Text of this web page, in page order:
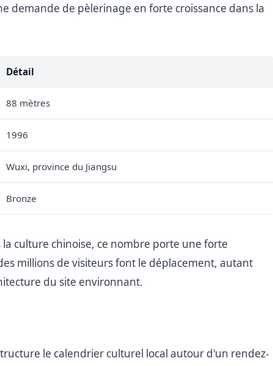
demande de pèlerinage en forte croissance dans la
Détail
88 mètres
1996
Wuxi, province du Jiangsu
Bronze
culture chinoise, ce nombre porte une forte
millions de visiteurs font le déplacement, autant
du site environnant.
le calendrier culturel local autour d'un rendez-